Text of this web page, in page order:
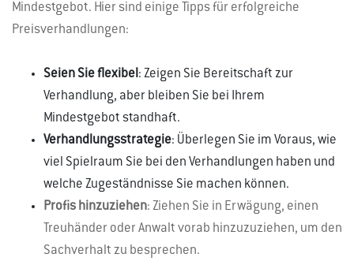
Mindestgebot. Hier sind einige Tipps für erfolgreiche
Preisverhandlungen:
Seien Sie flexibel: Zeigen Sie Bereitschaft zur
Verhandlung, aber bleiben Sie bei Ihrem
Mindestgebot standhaft.
Verhandlungsstrategie: Überlegen Sie im Voraus, wie
viel Spielraum Sie bei den Verhandlungen haben und
welche Zugeständnisse Sie machen können.
Profis hinzuziehen: Ziehen Sie in Erwägung, einen
Treuhänder oder Anwalt vorab hinzuzuziehen, um den
Sachverhalt zu besprechen.